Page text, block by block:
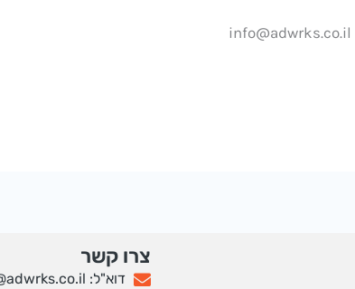
צרו קשר
דוא"ל: info@adwrks.co.il